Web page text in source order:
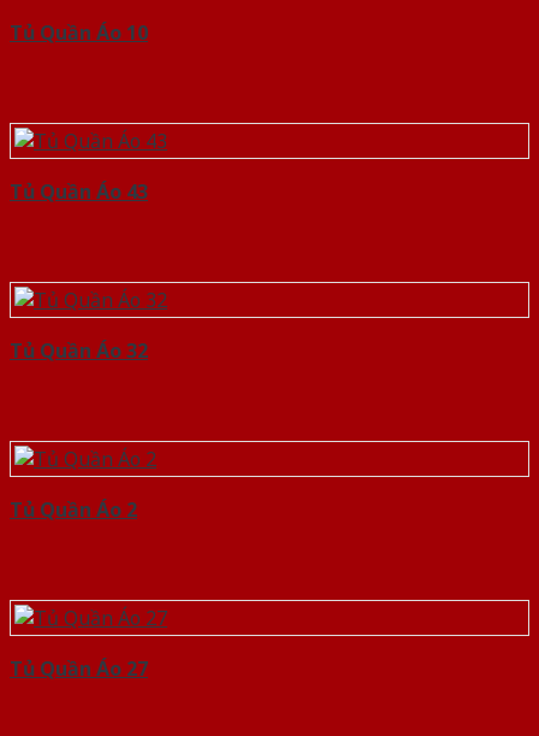
Tủ Quần Áo 10
Tủ Quần Áo 43
Tủ Quần Áo 32
Tủ Quần Áo 2
Tủ Quần Áo 27